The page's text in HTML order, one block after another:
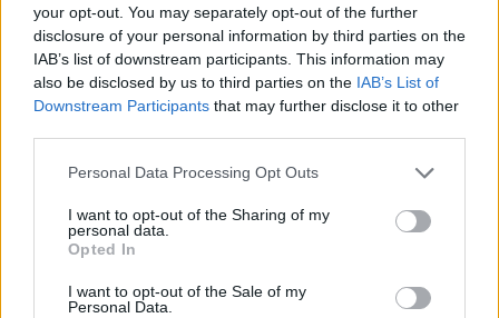
your opt-out. You may separately opt-out of the further
disclosure of your personal information by third parties on the
IAB’s list of downstream participants. This information may
also be disclosed by us to third parties on the IAB’s List of
Downstream Participants that may further disclose it to other
Please note that this website/app uses one or more Google
not limited to your visit or usage behaviour. You may click to
grant or deny consent to Google and its third-party tags to
use your data for below specified purposes in below Google
consent section.
Personal Data Processing Opt Outs
I want to opt-out of the Sharing of my
personal data.
Opted In
I want to opt-out of the Sale of my
Personal Data.
I nostri Settori
I prodotti abrasivi
Un abrasivo è...
Scopri la nostra gamma...